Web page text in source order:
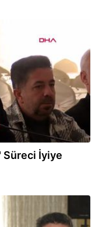
Süreci İyiye